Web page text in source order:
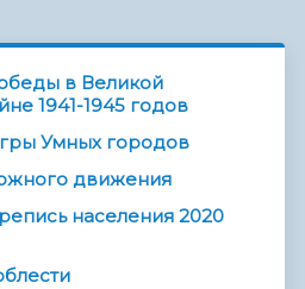
в Великой
1941-1945 годов
Умных городов
движения
населения 2020